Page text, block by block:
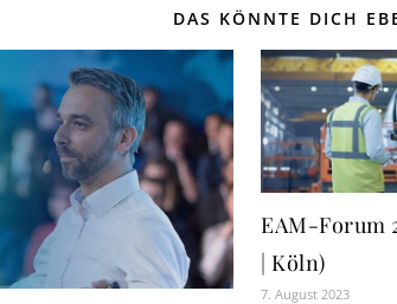
DAS KÖNNTE DICH
EAM-Forum
| Köln)
7. August 2023